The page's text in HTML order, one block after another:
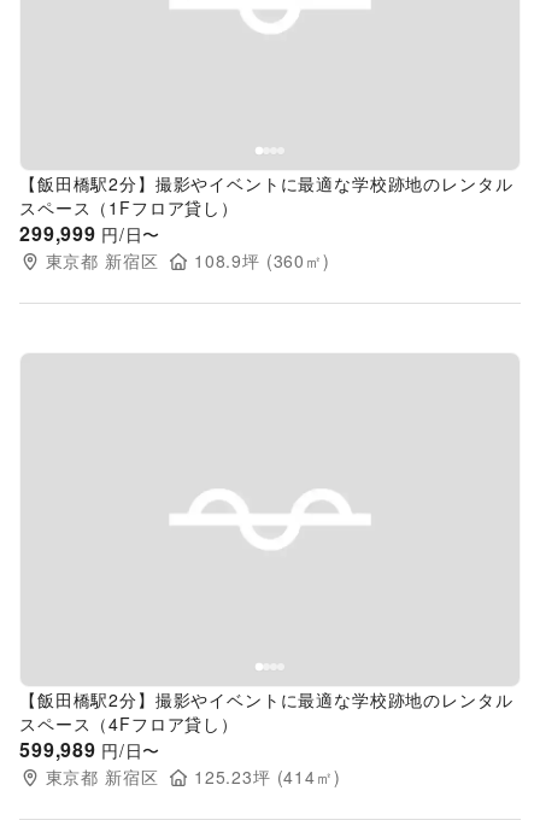
Previous slide
【飯田橋駅2分】撮影やイベントに最適な学校跡地のレンタル
スペース（1Fフロア貸し）
299,999 円/日〜
東京都 新宿区 108.9坪 (360 ㎡)
Previous slide
【飯田橋駅2分】撮影やイベントに最適な学校跡地のレンタル
スペース（4Fフロア貸し）
599,989 円/日〜
東京都 新宿区 125.23坪 (414㎡)